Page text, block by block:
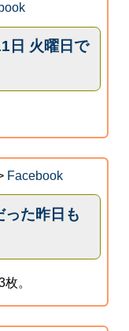
日 火曜日で
Facebook
った昨日も
。